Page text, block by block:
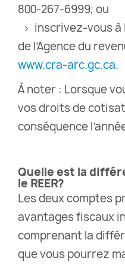
800-267-6999; ou
> inscrivez-vous à
de l’Agence du
www.cra-arc.gc.ca.
À noter : Lorsque
vos droits de
conséquence
Quelle est la
le REER?
Les deux comptes
avantages fiscaux
comprenant la
que vous pourrez